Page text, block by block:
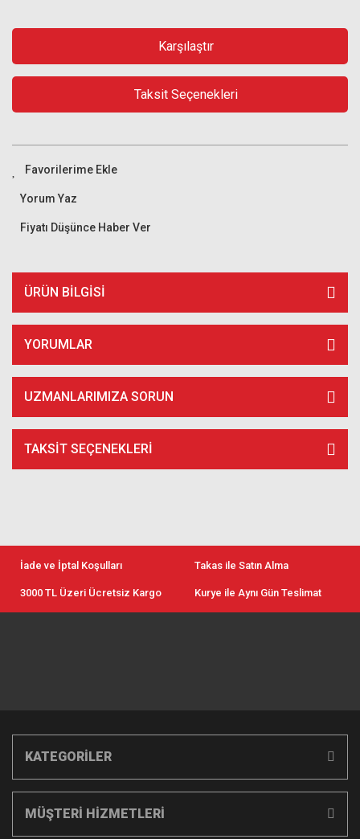
Karşılaştır
Taksit Seçenekleri
Yorum Yaz
Fiyatı Düşünce Haber Ver
ÜRÜN BILGISI
YORUMLAR
UZMANLARIMIZA SORUN
TAKSIT SEÇENEKLERI
İade ve İptal Koşulları Takas ile Satın Alma
3000 TL Üzeri Ücretsiz Kargo Kurye ile Aynı Gün Teslimat
KATEGORİLER
MÜŞTERİ HİZMETLERİ